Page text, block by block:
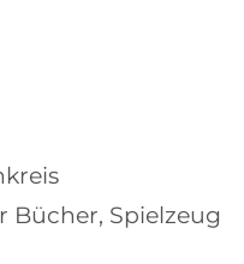
Bücher, Spielzeug